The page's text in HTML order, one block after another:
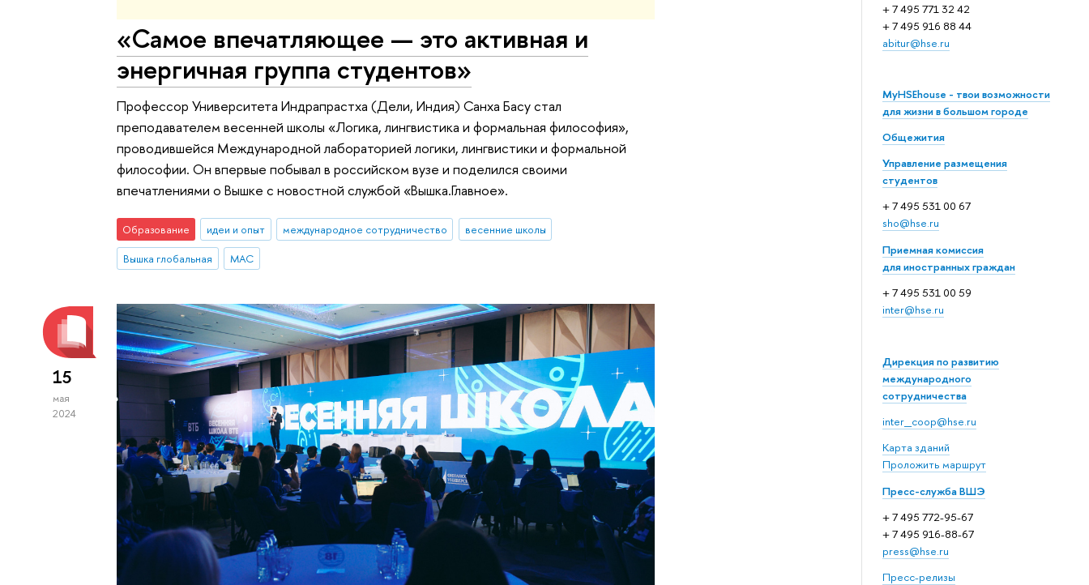
+ 7 495 771 32 42
+ 7 495 916 88 44
abitur@hse.ru
MyHSEhouse - твои возможности
для жизни в большом городе
Общежития
Управление размещения
студентов
+ 7 495 531 00 67
sho@hse.ru
Приемная комиссия
для иностранных граждан
+ 7 495 531 00 59
inter@hse.ru
Дирекция по развитию
международного
сотрудничества
inter_coop@hse.ru
Карта зданий
Проложить маршрут
Пресс-служба ВШЭ
+ 7 495 772-95-67
+ 7 495 916-88-67
press@hse.ru
Пресс-релизы
«Самое впечатляющее — это активная и
энергичная группа студентов»
Профессор Университета Индрапрастха (Дели, Индия) Санха Басу стал
преподавателем весенней школы «Логика, лингвистика и формальная философия»,
проводившейся Международной лабораторией логики, лингвистики и формальной
философии. Он впервые побывал в российском вузе и поделился своими
впечатлениями о Вышке с новостной службой «Вышка.Главное».
Образование идеи и опыт международное сотрудничество
весенние школы
Вышка глобальная
МАС
15
мая
2024